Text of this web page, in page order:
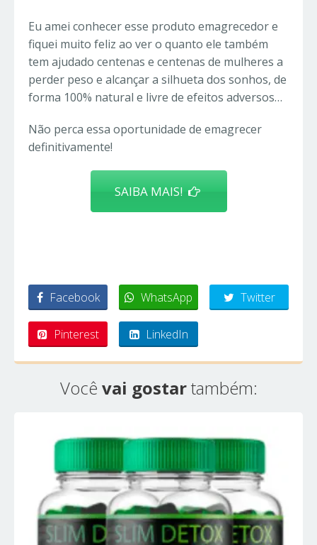
Eu amei conhecer esse produto emagrecedor e
fiquei muito feliz ao ver o quanto ele também
tem ajudado centenas e centenas de mulheres a
perder peso e alcançar a silhueta dos sonhos, de
forma 100% natural e livre de efeitos adversos…
Não perca essa oportunidade de emagrecer
definitivamente!
SAIBA MAIS!
Facebook WhatsApp Twitter
Pinterest LinkedIn
Você vai gostartambém: